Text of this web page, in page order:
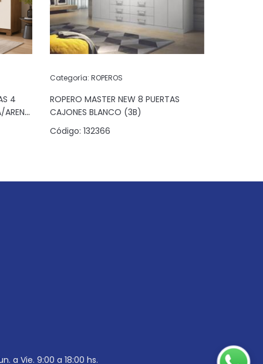
4
Categoría: ROPEROS
ROPERO MASTER NEW 8 PUERTAS
CAJONES BLANCO (3B)
Código: 132366
a Vie. 9:00 a 18:00 hs.